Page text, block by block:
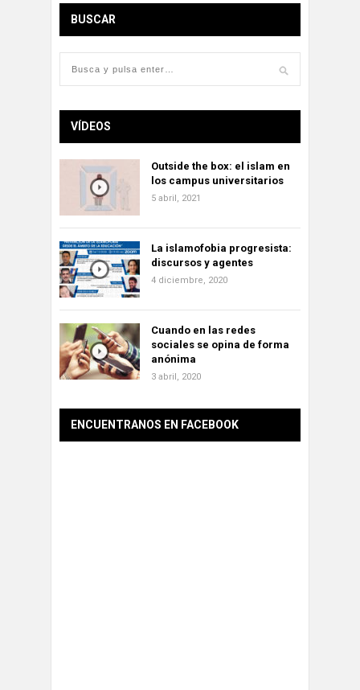
BUSCAR
VÍDEOS
Outside the box: el islam en
los campus universitarios
5 abril, 2021
La islamofobia progresista:
discursos y agentes
4 diciembre, 2020
Cuando en las redes
sociales se opina de forma
anónima
3 abril, 2020
ENCUENTRANOS EN FACEBOOK